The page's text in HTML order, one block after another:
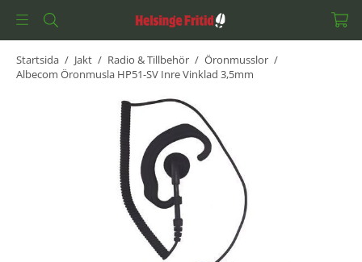
Startsida / Jakt / Radio & Tillbehör / Öronmusslor /
Albecom Öronmusla HP51-SV Inre Vinklad 3,5mm